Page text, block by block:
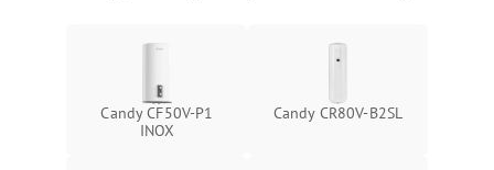
Candy CF50V-P1
INOX
Candy CR80V-B2SL